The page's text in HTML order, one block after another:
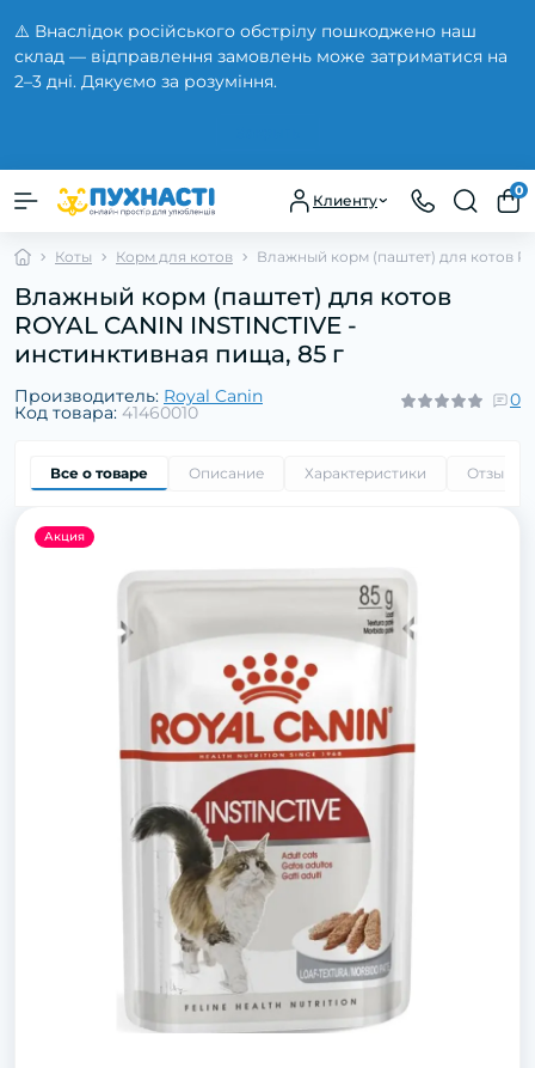
⚠️ Внаслідок російського обстрілу пошкоджено наш
склад — відправлення замовлень може затриматися на
2–3 дні. Дякуємо за розуміння.
Клиенту
0
Коты Корм для котов Влажный корм (паштет) для котов
Влажный корм (паштет) для котов
ROYAL CANIN INSTINCTIVE -
инстинктивная пища, 85 г
Производитель: Royal Canin
Код товара: 41460010
0
Все о товаре Описание Характеристики Отзывы
Акция